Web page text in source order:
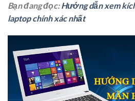
Bạn đang đọc:Hướng dẫn xem
laptop chính xác nhất